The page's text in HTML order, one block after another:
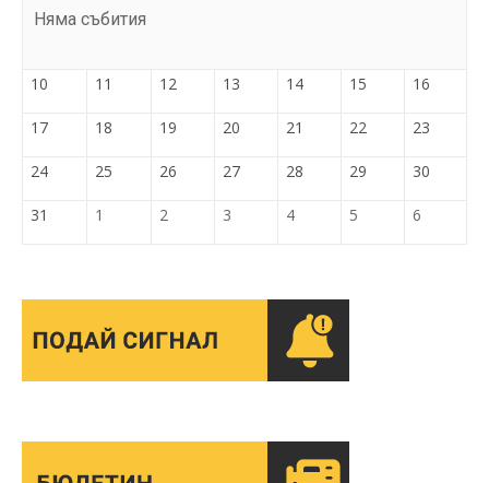
Няма събития
10 11 12 13 14 15 16
17 18 19 20 21 22 23
24 25 26 27 28 29 30
31 1 2 3 4 5 6